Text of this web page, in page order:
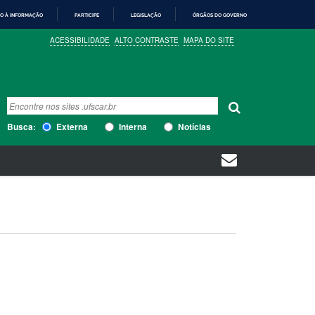
À INFORMAÇÃO PARTICIPE LEGISLAÇÃO ÓRGÃOS DO GOVERNO
ACESSIBILIDADE ALTO CONTRASTE MAPA DO SITE
Busca
Busca Avançada…
Busca: Externa Interna Notícias